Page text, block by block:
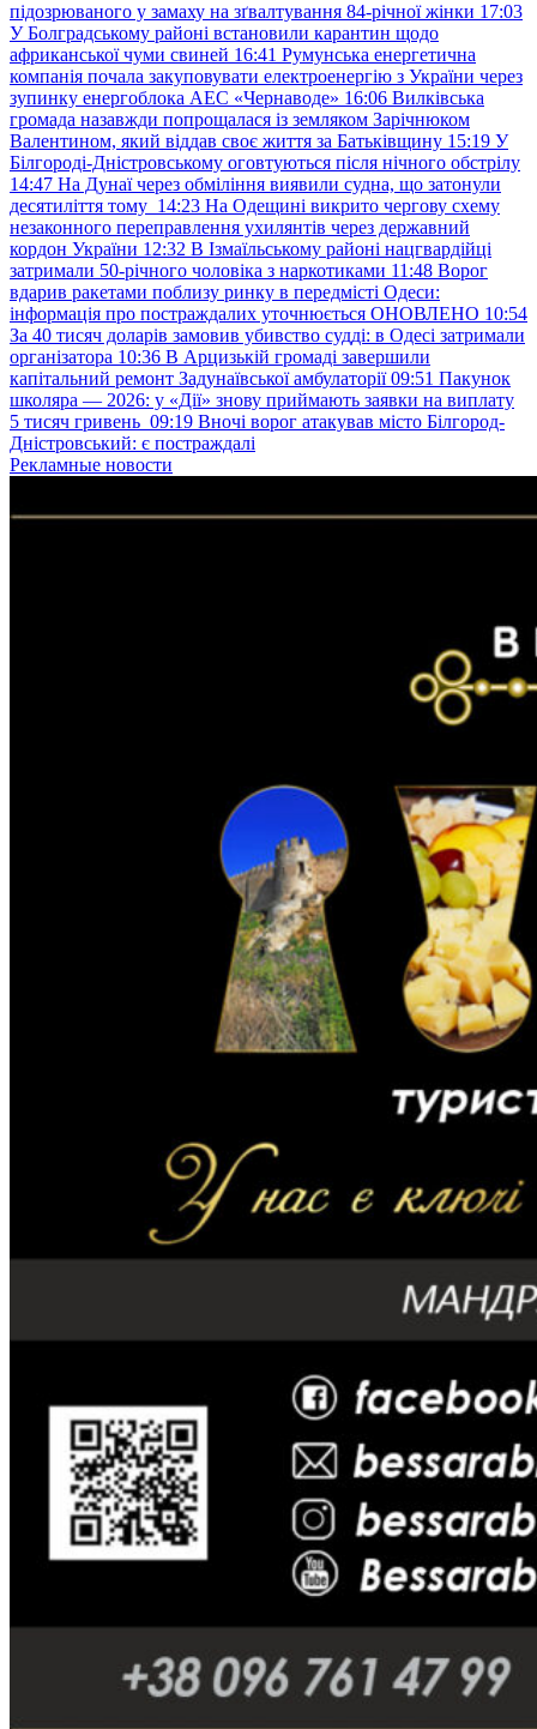
підозрюваного у замаху на зґвалтування 84-річної жінки 17:03
У Болградському районі встановили карантин щодо
африканської чуми свиней 16:41 Румунська енергетична
компанія почала закуповувати електроенергію з України через
зупинку енергоблока АЕС «Чернаводе» 16:06 Вилківська
громада назавжди попрощалася із земляком Зарічнюком
Валентином, який віддав своє життя за Батьківщину 15:19 У
Білгороді-Дністровському оговтуються після нічного обстрілу
14:47 На Дунаї через обміління виявили судна, що затонули
десятиліття тому 14:23 На Одещині викрито чергову схему
незаконного переправлення ухилянтів через державний
кордон України 12:32 В Ізмаїльському районі нацгвардійці
затримали 50-річного чоловіка з наркотиками 11:48 Ворог
вдарив ракетами поблизу ринку в передмісті Одеси:
інформація про постраждалих уточнюється ОНОВЛЕНО 10:54
За 40 тисяч доларів замовив убивство судді: в Одесі затримали
організатора 10:36 В Арцизькій громаді завершили
капітальний ремонт Задунаївської амбулаторії 09:51 Пакунок
школяра — 2026: у «Дії» знову приймають заявки на виплату
5 тисяч гривень 09:19 Вночі ворог атакував місто Білгород-
Дністровський: є постраждалі
Рекламные новости